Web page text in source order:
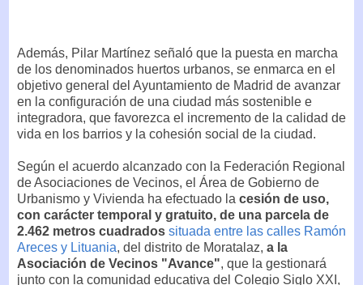
Además, Pilar Martínez señaló que la puesta en marcha
de los denominados huertos urbanos, se enmarca en el
objetivo general del Ayuntamiento de Madrid de avanzar
en la configuración de una ciudad más sostenible e
integradora, que favorezca el incremento de la calidad de
vida en los barrios y la cohesión social de la ciudad.
Según el acuerdo alcanzado con la Federación Regional
de Asociaciones de Vecinos, el Área de Gobierno de
Urbanismo y Vivienda ha efectuado la cesión de uso,
con carácter temporal y gratuito, de una parcela de
2.462 metros cuadrados situada entre las calles Ramón
Areces y Lituania, del distrito de Moratalaz, a la
Asociación de Vecinos "Avance", que la gestionará
junto con la comunidad educativa del Colegio Siglo XXI,